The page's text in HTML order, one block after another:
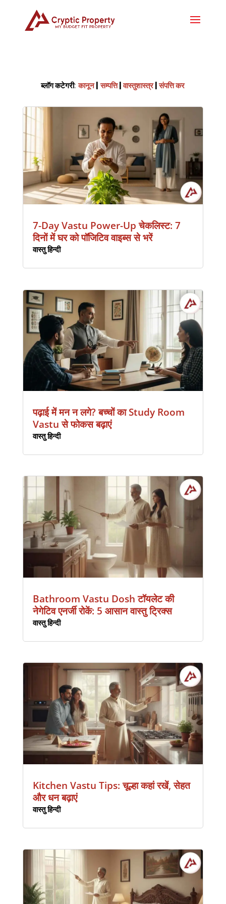
ब्लॉग कटेगरी:कानून| सम्पत्ति वास्तुशास्त्र|संपत्ति कर
7-Day Vastu Power-Up चेकलिस्ट: 7
दिनों में घर को पॉजिटिव वाइब्स से भरें
वास्तु हिन्दी
पढ़ाई में मन न लगे? बच्चों का Study Room
Vastu से फोकस बढ़ाएं
वास्तु हिन्दी
Bathroom Vastu Dosh टॉयलेट की
नेगेटिव एनर्जी रोकें: 5 आसान वास्तु ट्रिक्स
वास्तु हिन्दी
Kitchen Vastu Tips: चूल्हा कहां रखें, सेहत
और धन बढ़ाएं
वास्तु हिन्दी